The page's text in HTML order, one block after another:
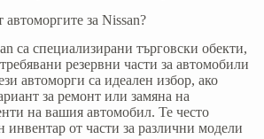
автоморгите за Nissan?
са специализирани търговски обекти,
резервни части за автомобили
автоморги са идеален избор, ако
за ремонт или замяна на
на вашия автомобил. Те често
инвентар от части за различни модели